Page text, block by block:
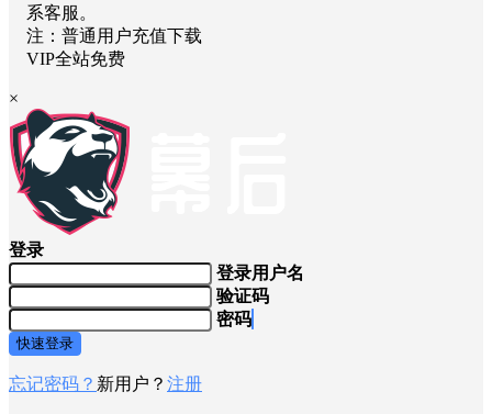
系客服。
注：普通用户充值下载
VIP全站免费
×
登录
登录用户名
验证码
密码
快速登录
忘记密码？ 新用户？ 注册